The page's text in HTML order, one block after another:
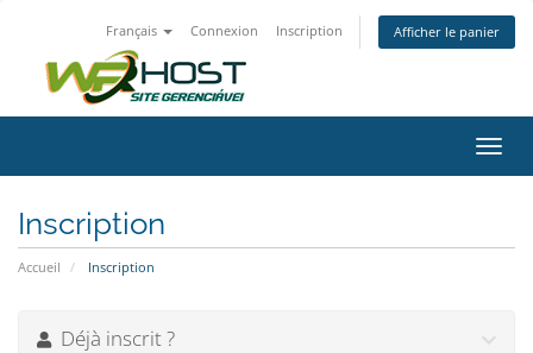
Français Connexion Inscription Afficher le panier
la
Inscription
Accueil Inscription
Déjà inscrit ?